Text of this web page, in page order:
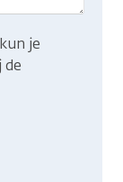
je
de